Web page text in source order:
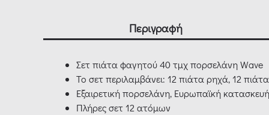
Περιγραφή
Σετ πιάτα φαγητού 40 τμχ πορσελάνη Wave
Το σετ περιλαμβάνει: 12 πιάτα ρηχά, 12
Εξαιρετική πορσελάνη, Ευρωπαϊκή
Πλήρες σετ 12 ατόμων